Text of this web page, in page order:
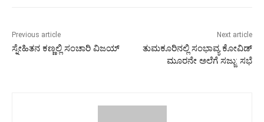
Previous article
ಸ್ನೇಹಿತನ ಕಣ್ಣಲ್ಲಿ ಸಂಚಾರಿ ವಿಜಯ್
Next article
ತುಮಕೂರಿನಲ್ಲಿ ಸಂಭಾವ್ಯ ಕೋವಿಡ್
ಮೂರನೇ ಅಲೆಗೆ ಸಜ್ಜು: ಸಭೆ